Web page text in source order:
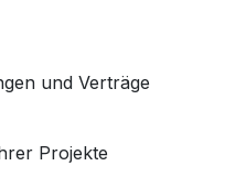
und Verträge
Projekte